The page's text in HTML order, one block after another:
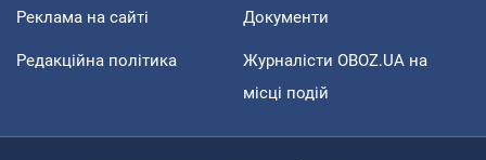
Реклама на сайті Документи
Редакційна політика
Журналісти OBOZ.UA на
місці подій